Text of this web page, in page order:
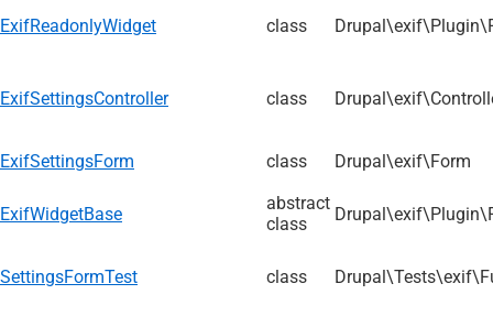
ExifReadonlyWidget class
ExifSettingsController class
ExifSettingsForm class Drupal\exif\Form
ExifWidgetBase
abstract
class
SettingsFormTest class